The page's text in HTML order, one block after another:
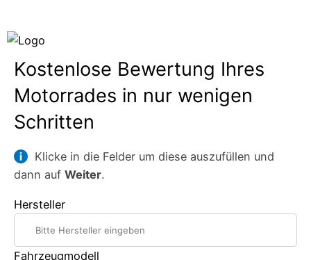
springen
Kostenlose Bewertung Ihres
Motorrades in nur wenigen
Schritten
Klicke in die Felder um diese auszufüllen und
dann auf Weiter.
Hersteller
Fahrzeugmodell